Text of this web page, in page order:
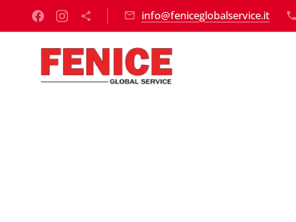
info@feniceglobalservice.it